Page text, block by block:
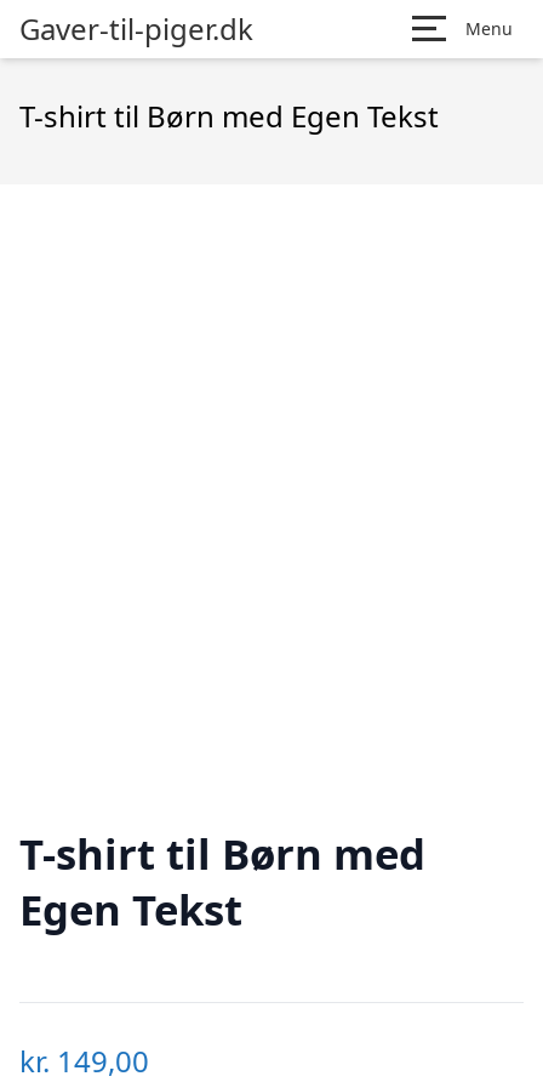
Gaver-til-piger.dk Menu
T-shirt til Børn med Egen Tekst
T-shirt til Børn med
Egen Tekst
kr. 149,00